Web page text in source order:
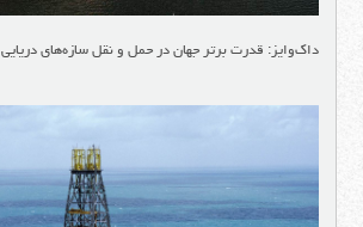
داك‌وایز: قدرت برتر جهان در حمل و نقل سازه‌های دریایی